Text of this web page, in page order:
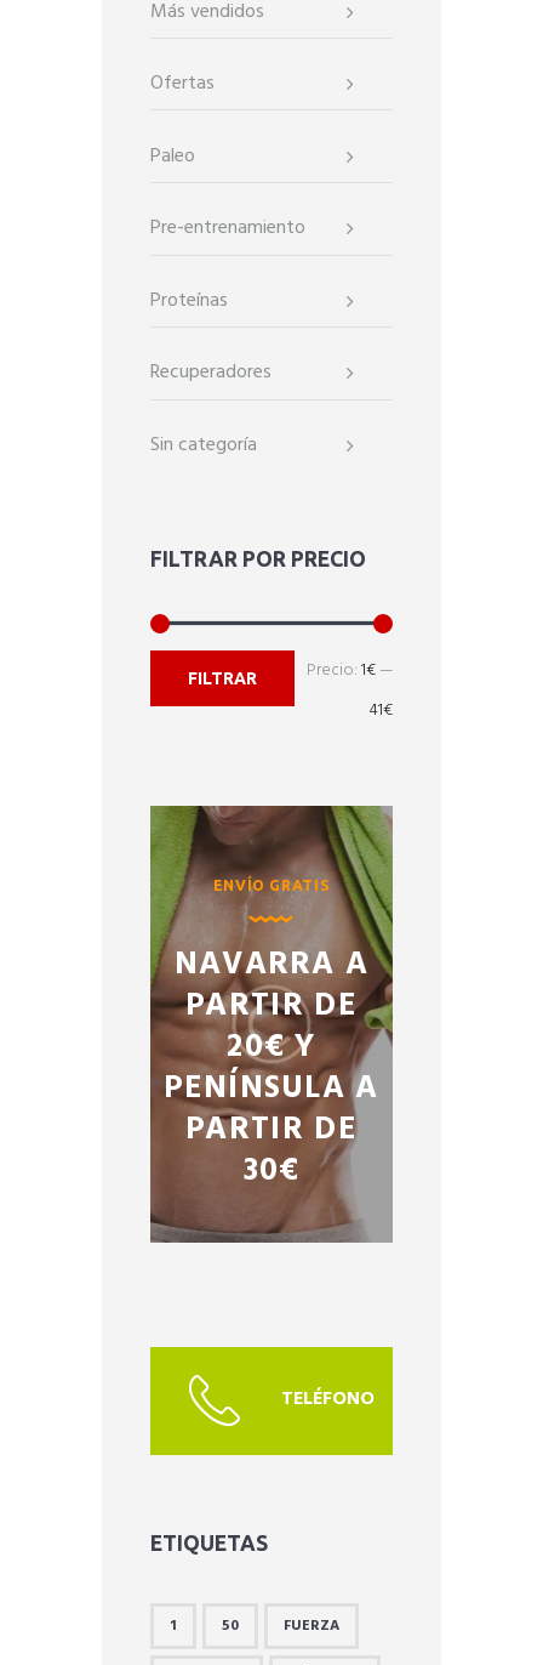
Más vendidos
Ofertas
Paleo
Pre-entrenamiento
Proteínas
Recuperadores
Sin categoría
FILTRAR POR PRECIO
Precio
mínimo
Precio
máximo
FILTRAR Precio:1€—
41€
ENVÍO GRATIS
NAVARRA A
PARTIR DE
20€ Y
PENÍNSULA A
PARTIR DE
30€
TELÉFONO
ETIQUETAS
1 50 FUERZA